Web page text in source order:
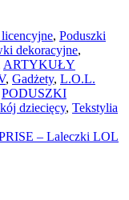
, Poduszki
dekoracyjne,
ARTYKUŁY
, Gadżety, L.O.L.
PODUSZKI
dziecięcy, Tekstylia
– Laleczki LOL